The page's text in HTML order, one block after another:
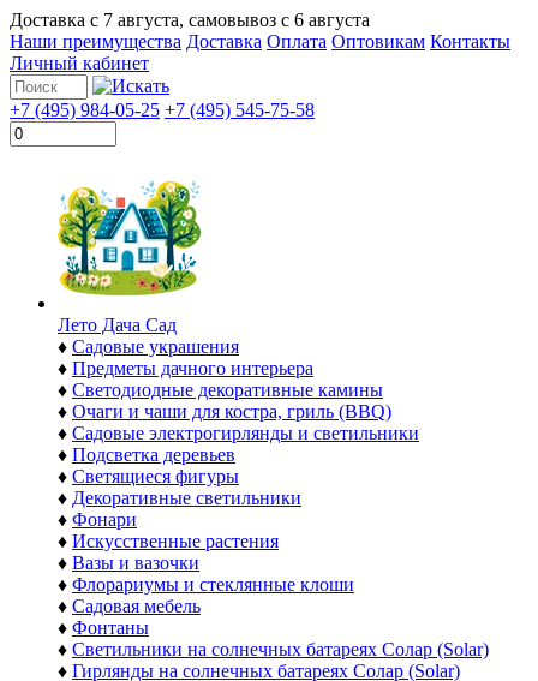
Доставка с 7 августа, самовывоз с 6 августа
Наши преимущества Доставка Оплата Оптовикам Контакты
Личный кабинет
+7 (495) 984-05-25 +7 (495) 545-75-58
Лето Дача Сад
♦ Садовые украшения
♦ Предметы дачного интерьера
♦ Светодиодные декоративные камины
♦ Очаги и чаши для костра, гриль (BBQ)
♦ Садовые электрогирлянды и светильники
♦ Подсветка деревьев
♦ Светящиеся фигуры
♦ Декоративные светильники
♦ Фонари
♦ Искусственные растения
♦ Вазы и вазочки
♦ Флорариумы и стеклянные клоши
♦ Садовая мебель
♦ Фонтаны
♦ Светильники на солнечных батареях Солар (Solar)
♦ Гирлянды на солнечных батареях Солар (Solar)